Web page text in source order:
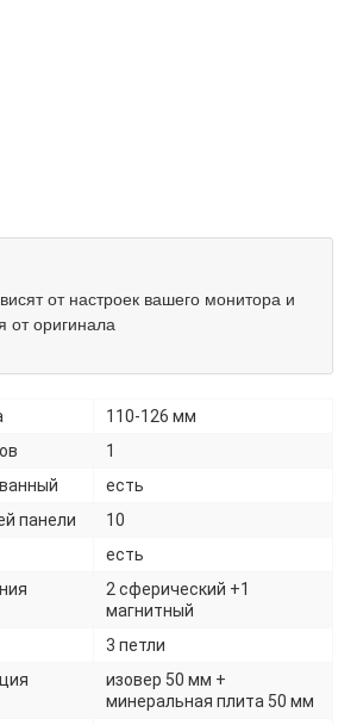
от настроек вашего монитора и
от оригинала
110-126 мм
1
есть
панели
10
есть
2 сферический +1
магнитный
3 петли
изовер 50 мм +
минеральная плита 50 мм